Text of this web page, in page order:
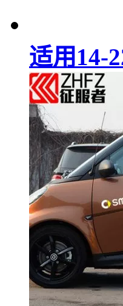
适用14-